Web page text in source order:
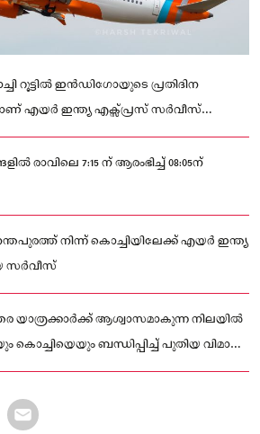
റൂട്ടിൽ ഇൻഡിഗോയുടെ പ്രതിദിന
എയർ ഇന്ത്യ എക്സ്പ്രസ് സർവീസ്
രാവിലെ 7:15 ന് ആരംഭിച്ച് 08:05ന്
നിന്ന് കൊച്ചിയിലേക്ക് എയർ ഇന്ത്യ
സർവീസ്
യാത്രക്കാർക്ക് ആശ്വാസമാകുന്ന നിലയിൽ
കൊച്ചിയെയും ബന്ധിപ്പിച്ച് പുതിയ വിമാന